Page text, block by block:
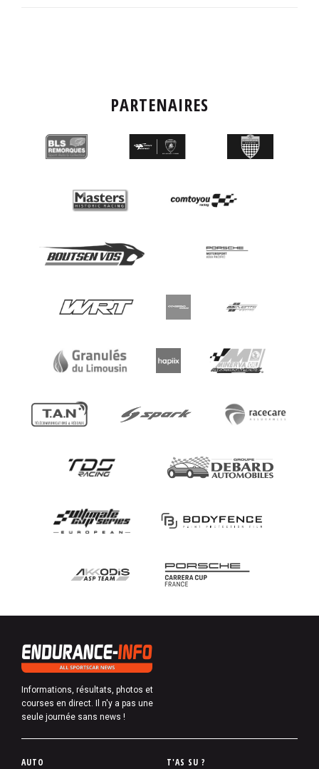
PARTENAIRES
Informations, résultats, photos et
courses en direct. Il n'y a pas une
seule journée sans news !
P
AUTO T'AS SU ?